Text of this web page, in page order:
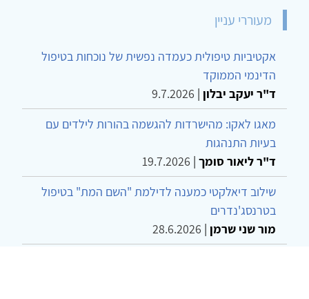
מעוררי עניין
אקטיביות טיפולית כעמדה נפשית של נוכחות בטיפול
הדינמי הממוקד
ד"ר יעקב יבלון |
9.7.2026
מאגו לאקו: מהישרדות להגשמה בהורות לילדים עם
בעיות התנהגות
ד"ר ליאור סומך |
19.7.2026
שילוב דיאלקטי כמענה לדילמת "השם המת" בטיפול
בטרנסג'נדרים
מור שני שרמן |
28.6.2026